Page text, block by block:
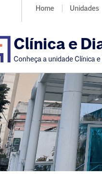
Home Unidades
Clínica e
Conheça a unidade Clínica